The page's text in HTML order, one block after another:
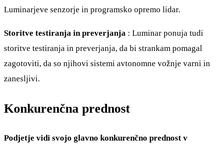
Luminarjeve senzorje in programsko opremo lidar.
Storitve testiranja in preverjanja : Luminar ponuja tudi
storitve testiranja in preverjanja, da bi strankam pomagal
zagotoviti, da so njihovi sistemi avtonomne vožnje varni in
zanesljivi.
Konkurenčna prednost
Podjetje vidi svojo glavno konkurenčno prednost v